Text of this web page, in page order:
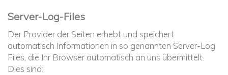
Server-Log-Files
Der Provider der Seiten erhebt und speichert
automatisch Informationen in so genannten Server-Log
Files, die Ihr Browser automatisch an uns übermittelt.
Dies sind: